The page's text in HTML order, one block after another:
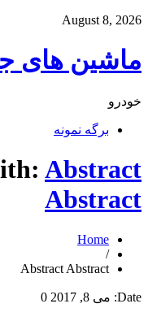
August 8, 2026
ماشین های
خودرو
برگه نمونه
Abstract
Abstract
Home
/
Abstract Abstract
Date: می 8, 2017 0